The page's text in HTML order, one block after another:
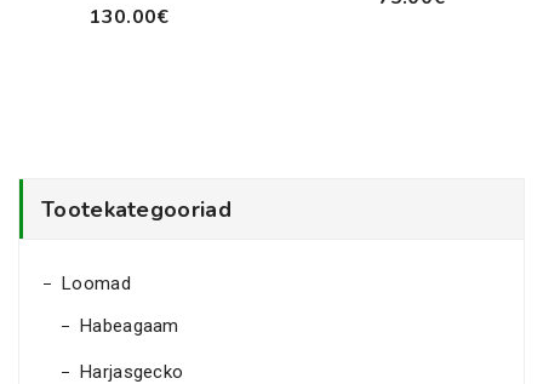
130.00€
Tootekategooriad
Loomad
Habeagaam
Harjasgecko